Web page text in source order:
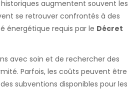
augmentent souvent les
se retrouver confrontés à des
énergétique requis par le Décret
avec soin et de rechercher des
Parfois, les coûts peuvent être
subventions disponibles pour les